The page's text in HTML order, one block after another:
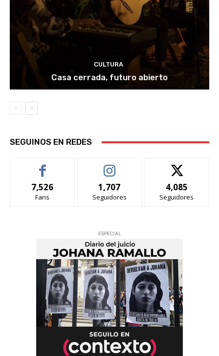
CULTURA
Casa cerrada, futuro abierto
SEGUINOS EN REDES
7,526
Fans
1,707
Seguidores
4,085
Seguidores
ESPECIAL